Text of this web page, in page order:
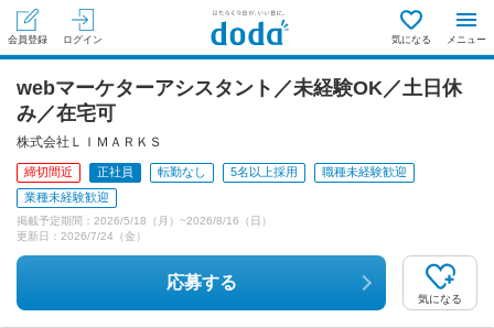
会員登録 ログイン 気になる メニュー
webマーケターアシスタント／未経験OK／土日休
み／在宅可
株式会社ＬＩＭＡＲＫＳ
締切間近 正社員 転勤なし 5名以上採用
職種未経験歓迎
業種未経験歓迎
掲載予定期間： 2026/5/18（月） ~2026/8/16（日）
更新日： 2026/7/24（金）
応募する
気になる